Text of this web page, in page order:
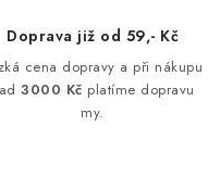
Doprava již od 59,- Kč
cena dopravy a při nákupu
3000 Kč platíme dopravu
my.